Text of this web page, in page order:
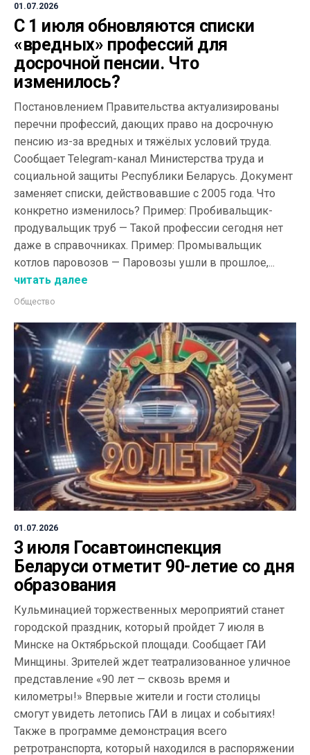
01.07.2026
С 1 июля обновляются списки
«вредных» профессий для
досрочной пенсии. Что
изменилось?
Постановлением Правительства актуализированы
перечни профессий, дающих право на досрочную
пенсию из-за вредных и тяжёлых условий труда.
Сообщает Telegram-канал Министерства труда и
социальной защиты Республики Беларусь. Документ
заменяет списки, действовавшие с 2005 года. Что
конкретно изменилось? Пример: Пробивальщик-
продувальщик труб — Такой профессии сегодня нет
даже в справочниках. Пример: Промывальщик
котлов паровозов — Паровозы ушли в прошлое,...
читать далее
Общество
01.07.2026
3 июля Госавтоинспекция
Беларуси отметит 90-летие со дня
образования
Кульминацией торжественных мероприятий станет
городской праздник, который пройдет 7 июля в
Минске на Октябрьской площади. Сообщает ГАИ
Минщины. Зрителей ждет театрализованное уличное
представление «90 лет — сквозь время и
километры!» Впервые жители и гости столицы
смогут увидеть летопись ГАИ в лицах и событиях!
Также в программе демонстрация всего
ретротранспорта, который находился в распоряжении